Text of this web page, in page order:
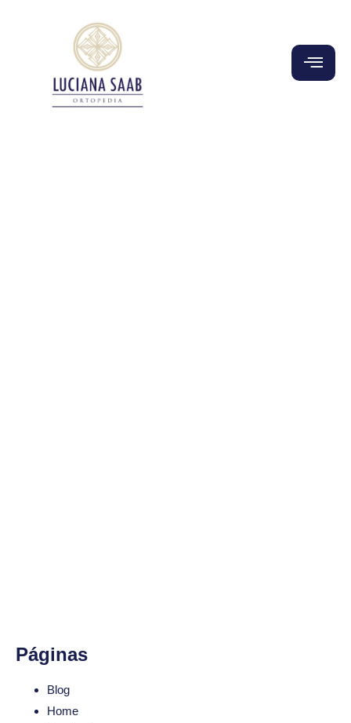
Páginas
Blog
Home